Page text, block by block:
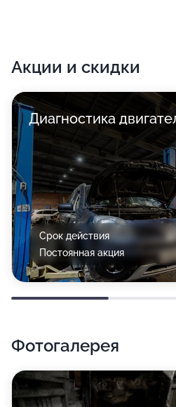
Акции и скидки
Диагностика
Срок действия
Постоянная акция
Фотогалерея